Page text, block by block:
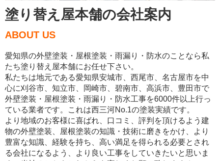
塗り替え屋本舗の会社案内
ABOUT US
愛知県の外壁塗装・屋根塗装・雨漏り・防水のことなら私
たち塗り替え屋本舗にお任せ下さい。
私たちは地元である愛知県安城市、西尾市、名古屋市を中
心に刈谷市、知立市、岡崎市、碧南市、高浜市、豊田市で
外壁塗装・屋根塗装・雨漏り・防水工事を6000件以上行っ
ている業者です。これは西三河No.1の塗装実績です。
より地域のお客様に喜ばれ、口コミ、評判を頂けるよう建
物の外壁塗装、屋根塗装の知識・技術に磨きをかけ、より
豊富な知識、経験を持ち、高い満足を得られる必要とされ
る会社になるよう、より良い工事をしていきたいと思いま